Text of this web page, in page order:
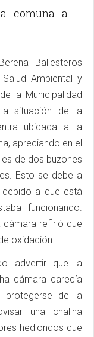
comuna a
Ballesteros
Ambiental y
la Municipalidad
situación de la
ubicada a la
apreciando en el
de dos buzones
Esto se debe a
a que está
funcionando.
cámara refirió que
oxidación.
advertir que la
cámara carecía
protegerse de la
una chalina
hediondos que